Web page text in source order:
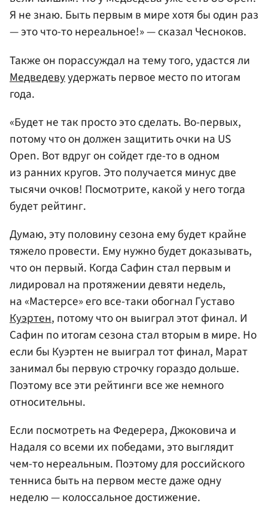
Я не знаю. Быть первым в мире хотя бы один раз
— это что-то нереальное!» — сказал Чесноков.
Также он порассуждал на тему того, удастся ли
Медведевуудержать первое место по итогам
года.
«Будет не так просто это сделать. Во-первых,
потому что он должен защитить очки на US
Open. Вот вдруг он сойдет где-то в одном
из ранних кругов. Это получается минус две
тысячи очков! Посмотрите, какой у него тогда
будет рейтинг.
Думаю, эту половину сезона ему будет крайне
тяжело провести. Ему нужно будет доказывать,
что он первый. Когда Сафин стал первым и
лидировал на протяжении девяти недель,
на «Мастерсе» его все-таки обогнал Густаво
Куэртен, потому что он выиграл этот финал. И
Сафин по итогам сезона стал вторым в мире. Но
если бы Куэртен не выиграл тот финал, Марат
занимал бы первую строчку гораздо дольше.
Поэтому все эти рейтинги все же немного
относительны.
Если посмотреть на Федерера, Джоковича и
Надаля со всеми их победами, это выглядит
чем-то нереальным. Поэтому для российского
тенниса быть на первом месте даже одну
неделю — колоссальное достижение.